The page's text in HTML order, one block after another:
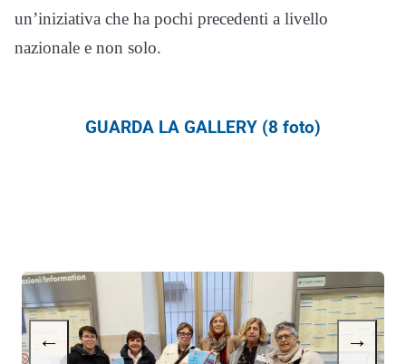
un’iniziativa che ha pochi precedenti a livello
nazionale e non solo.
GUARDA LA GALLERY (8 foto)
← →